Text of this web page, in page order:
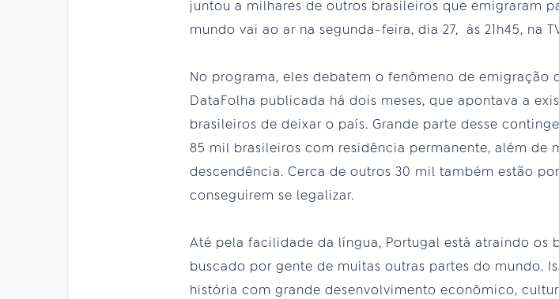
juntou a milhares de outros brasileiros que emigraram
mundo vai ao ar na segunda-feira, dia 27, às 21h45, na
No programa, eles debatem o fenômeno de emigração
DataFolha publicada há dois meses, que apontava a
brasileiros de deixar o país. Grande parte desse
85 mil brasileiros com residência permanente, além de
descendência. Cerca de outros 30 mil também estão
conseguirem se legalizar.
Até pela facilidade da língua, Portugal está atraindo os
buscado por gente de muitas outras partes do mundo.
história com grande desenvolvimento econômico,